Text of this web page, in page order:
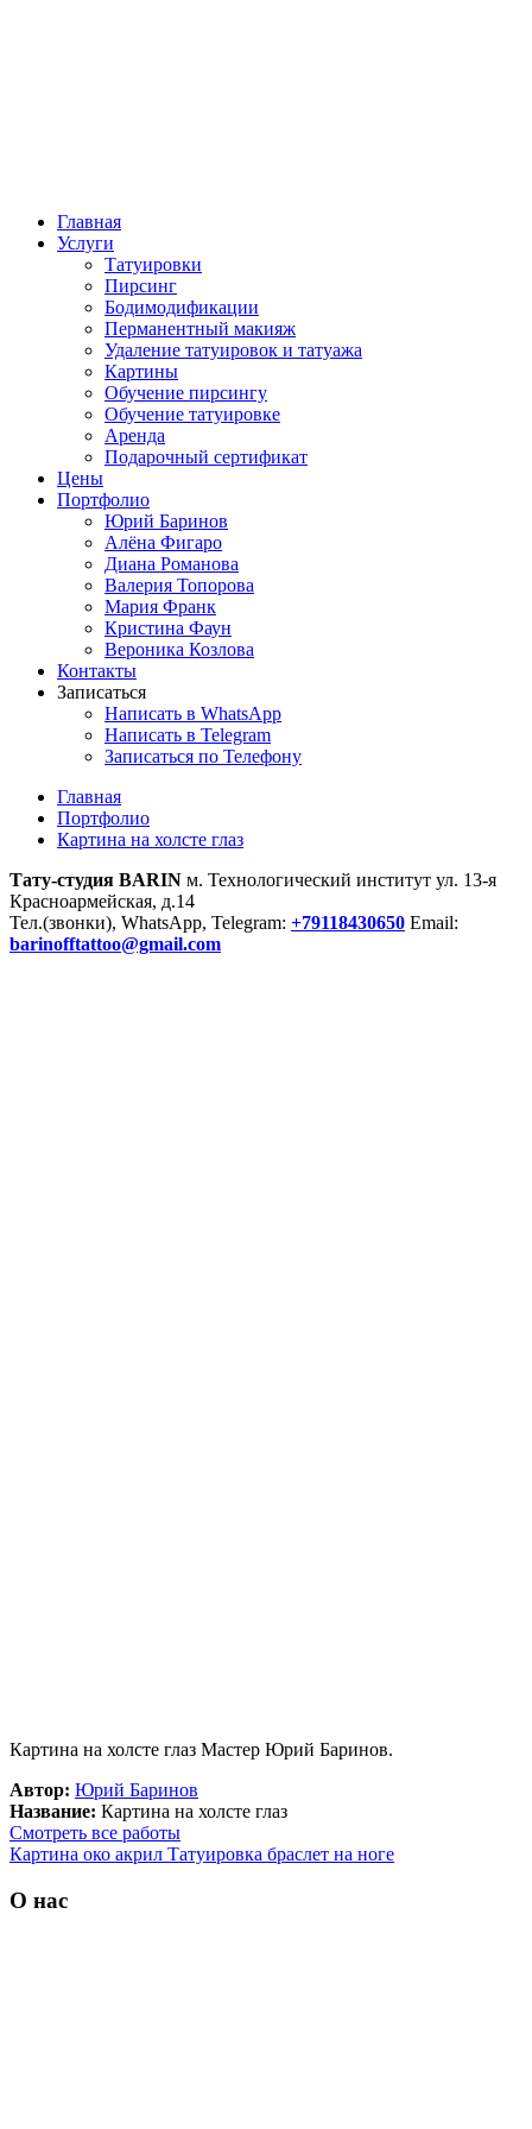
Главная
Услуги
Татуировки
Пирсинг
Бодимодификации
Перманентный макияж
Удаление татуировок и татуажа
Картины
Обучение пирсингу
Обучение татуировке
Аренда
Подарочный сертификат
Цены
Портфолио
Юрий Баринов
Алёна Фигаро
Диана Романова
Валерия Топорова
Мария Франк
Кристина Фаун
Вероника Козлова
Контакты
Записаться
Написать в WhatsApp
Написать в Telegram
Записаться по Телефону
Главная
Портфолио
Картина на холсте глаз
Тату-студия BARIN м. Технологический институт ул. 13-я
Красноармейская, д.14
Тел.(звонки), WhatsApp, Telegram: +79118430650 Email:
barinofftattoo@gmail.com
Картина на холсте глаз Мастер Юрий Баринов.
Автор: Юрий Баринов
Название: Картина на холсте глаз
Смотреть все работы
Картина око акрил Татуировка браслет на ноге
О нас